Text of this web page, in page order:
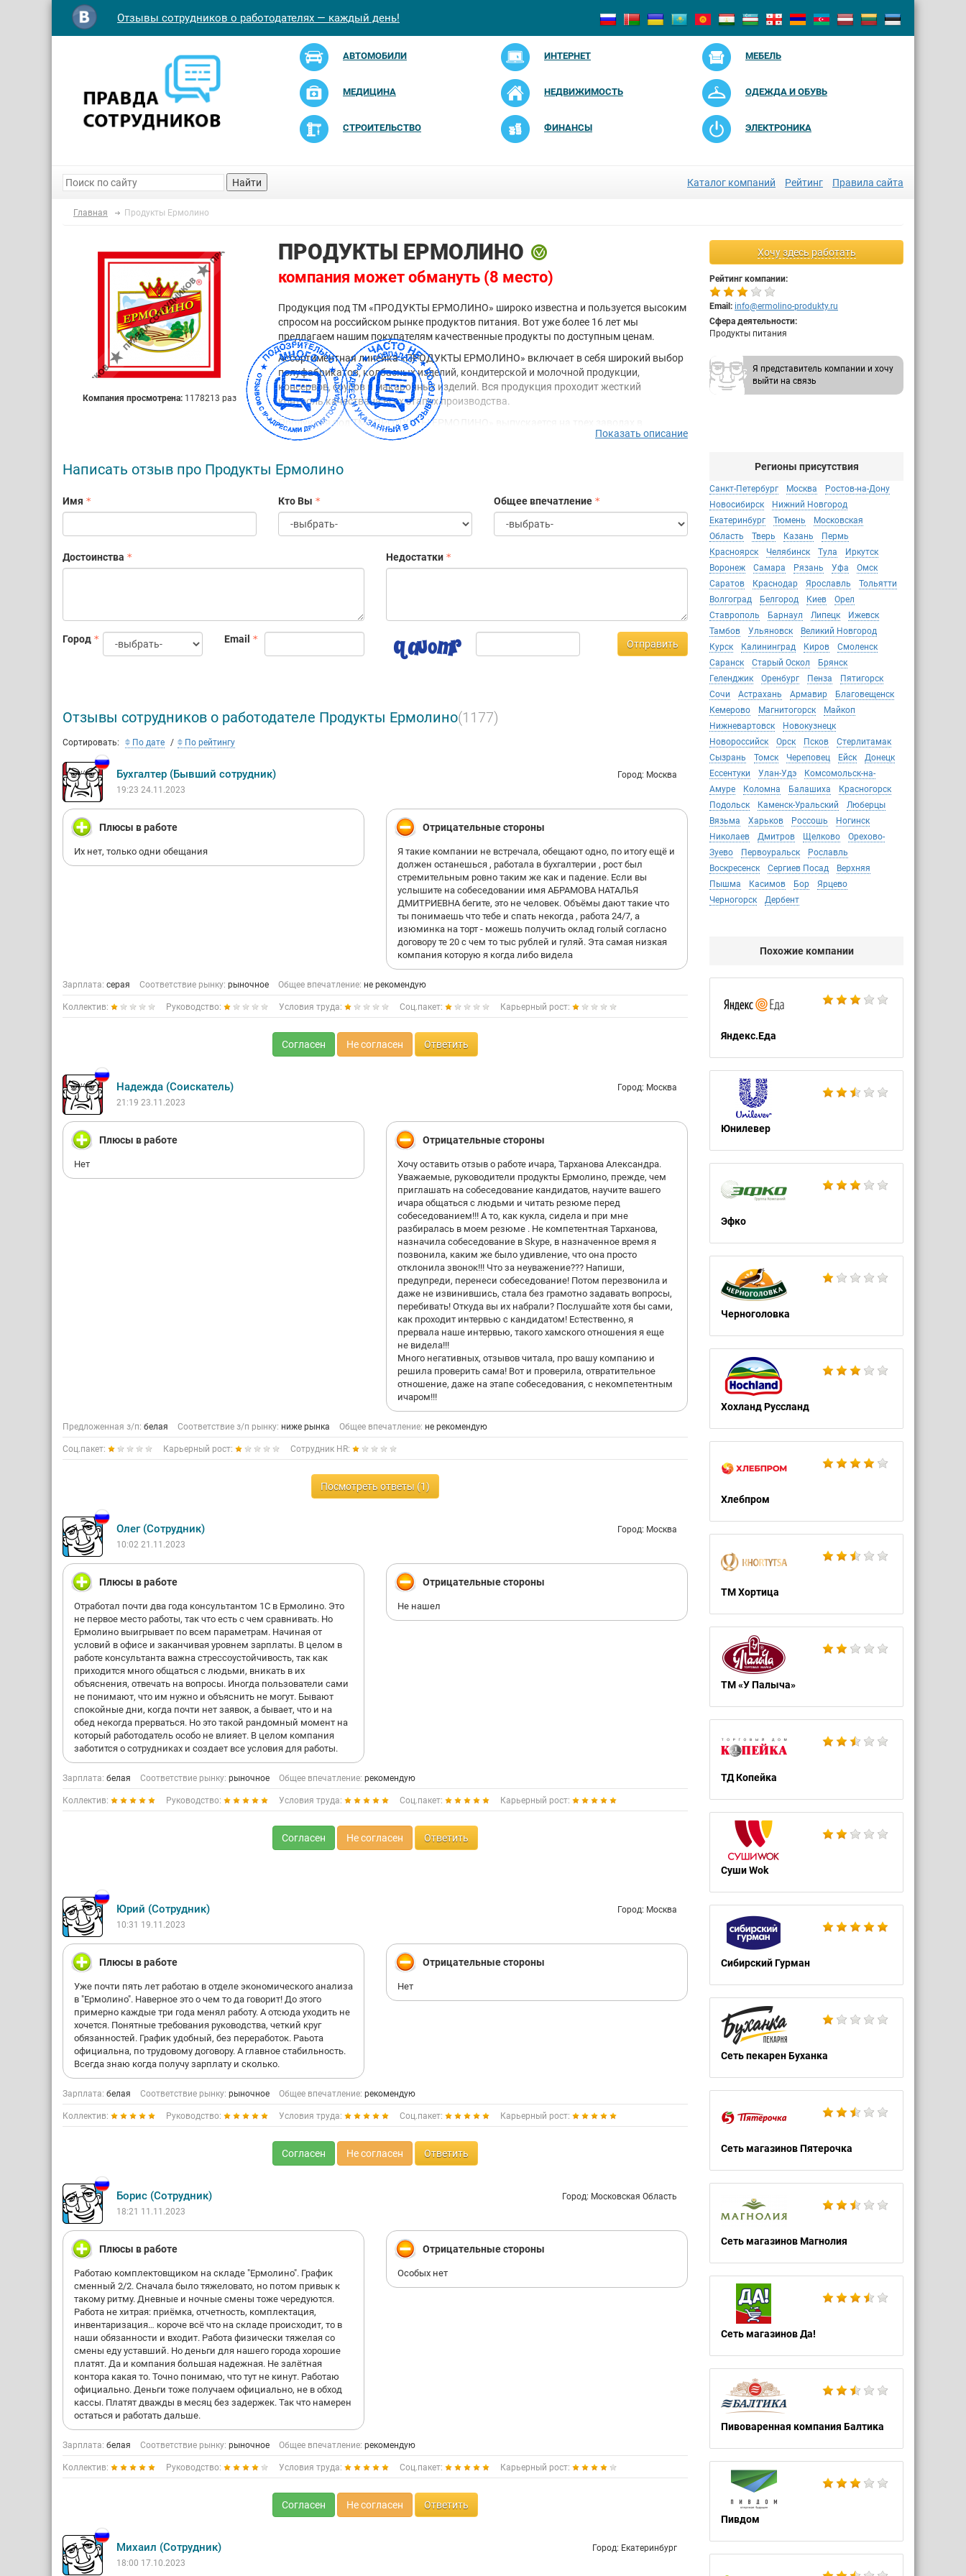
Отзывы сотрудников о работодателях — каждый день!
АВТОМОБИЛИ ИНТЕРНЕТ МЕБЕЛЬ
МЕДИЦИНА НЕДВИЖИМОСТЬ ОДЕЖДА И ОБУВЬ
СТРОИТЕЛЬСТВО ФИНАНСЫ ЭЛЕКТРОНИКА
Найти Каталог компаний Рейтинг Правила сайта
Главная Продукты Ермолино
Хочу здесь работать
Рейтинг компании:
Email: info@ermolino-produkty.ru
Сфера деятельности:
Продукты питания
Я представитель компании и хочу
выйти на связь
Регионы присутствия
Санкт-Петербург Москва
Ростов-на-Дону
Новосибирск
Нижний Новгород
Екатеринбург
Тюмень
Московская
Область
Тверь Казань
Пермь
Красноярск
Челябинск Тула
Иркутск
Воронеж
Самара Рязань Уфа
Омск
Саратов
Краснодар Ярославль
Тольятти
Волгоград
Белгород Киев
Орел
Ставрополь
Барнаул Липецк
Ижевск
Тамбов
Ульяновск
Великий Новгород
Курск
Калининград Киров
Смоленск
Саранск
Старый Оскол
Брянск
Геленджик
Оренбург Пенза
Пятигорск
Сочи
Астрахань Армавир
Благовещенск
Кемерово
Магнитогорск
Майкоп
Нижневартовск
Новокузнецк
Новороссийск
Орск Псков
Стерлитамак
Сызрань
Томск Череповец Ейск
Донецк
Ессентуки
Улан-Удэ
Комсомольск-на-
Амуре
Коломна Балашиха
Красногорск
Подольск
Каменск-Уральский
Люберцы
Вязьма
Харьков Россошь
Ногинск
Николаев
Дмитров Щелково
Орехово-
Зуево
Первоуральск
Рославль
Воскресенск
Сергиев Посад
Верхняя
Пышма
Касимов Бор
Ярцево
Черногорск
Дербент
Похожие компании
Яндекс.Еда
Юнилевер
Эфко
Черноголовка
Хохланд Руссланд
Хлебпром
ТМ Хортица
ТМ «У Палыча»
ТД Копейка
Суши Wok
Сибирский Гурман
Сеть пекарен Буханка
Сеть магазинов Пятерочка
Сеть магазинов Магнолия
Сеть магазинов Да!
Пивоваренная компания Балтика
Пивдом
Компания просмотрена: 1178213 раз
ПРОДУКТЫ ЕРМОЛИНО
компания может обмануть (8 место)
Продукция под ТМ «ПРОДУКТЫ ЕРМОЛИНО» широко известна и пользуется высоким
спросом на российском рынке продуктов питания. Вот уже более 16 лет мы
предлагаем нашим покупателям качественные продукты по доступным ценам.
Ассортиментная линейка «ПРОДУКТЫ ЕРМОЛИНО» включает в себя широкий выбор
полуфабрикатов, колбасных изделий, кондитерской и молочной продукции,
консервов, соусов и макаронных изделий. Вся продукция проходит жесткий
контроль качествана всех этапах производства.
Продукция под ТМ «ПРОДУКТЫ ЕРМОЛИНО» выпускается на трех заводах в
Калужской обл., которые входят в пятерку крупнейших производственных
осуществляется через фирменные магазины «ПРОДУКТЫ ЕРМОЛИНО». Это
позволяет поддерживать привлекательные цены, а также обеспечивать правильные
условия хранения и транспортировки продуктов.
«ПРОДУКТЫ ЕРМОЛИНО» — Выгодно и Вкусно!
Показать описание
Написать отзыв про Продукты Ермолино
Имя Кто Вы Общее впечатление
Достоинства Недостатки
Город Email Отправить
Отзывы сотрудников о работодателе Продукты Ермолино(1177)
Сортировать: По дате По рейтингу
Бухгалтер (Бывший сотрудник)
Город: Москва
19:23 24.11.2023
Плюсы в работе
Их нет, только одни обещания
Отрицательные стороны
Я такие компании не встречала, обещают одно, по итогу ещё и
должен останешься , работала в бухгалтерии , рост был
стремительным ровно таким же как и падение. Если вы
услышите на собеседовании имя АБРАМОВА НАТАЛЬЯ
ДМИТРИЕВНА бегите, это не человек. Объёмы дают такие что
ты понимаешь что тебе и спать некогда , работа 24/7, а
изюминка на торт - можешь получить оклад голый согласно
договору те 20 с чем то тыс рублей и гуляй. Эта самая низкая
компания которую я когда либо видела
Зарплата: серая Соответствие рынку: рыночное Общее впечатление: не рекомендую
Коллектив: Руководство: Условия труда: Соц.пакет: Карьерный рост:
Согласен Не согласен Ответить
Надежда (Соискатель)
Город: Москва
21:19 23.11.2023
Плюсы в работе
Нет
Отрицательные стороны
Хочу оставить отзыв о работе ичара, Тарханова Александра.
Уважаемые, руководители продукты Ермолино, прежде, чем
приглашать на собеседование кандидатов, научите вашего
ичара общаться с людьми и читать резюме перед
собеседованием!!! А то, как кукла, сидела и при мне
разбиралась в моем резюме . Не компетентная Тарханова,
назначила собеседование в Skype, в назначенное время я
позвонила, каким же было удивление, что она просто
отклонила звонок!!! Что за неуважение??? Напиши,
предупреди, перенеси собеседование! Потом перезвонила и
даже не извинившись, стала без грамотно задавать вопросы,
перебивать! Откуда вы их набрали? Послушайте хотя бы сами,
как проходит интервью с кандидатом! Естественно, я
прервала наше интервью, такого хамского отношения я еще
не видела!!!
Много негативных, отзывов читала, про вашу компанию и
решила проверить сама! Вот и проверила, отвратительное
отношение, даже на этапе собеседования, с некомпетентным
ичаром!!!
Предложенная з/п: белая Соответствие з/п рынку: ниже рынка Общее впечатление: не рекомендую
Соц.пакет: Карьерный рост: Сотрудник HR:
Посмотреть ответы (1)
Олег (Сотрудник)
Город: Москва
10:02 21.11.2023
Плюсы в работе
Отработал почти два года консультантом 1С в Ермолино. Это
не первое место работы, так что есть с чем сравнивать. Но
Ермолино выигрывает по всем параметрам. Начиная от
условий в офисе и заканчивая уровнем зарплаты. В целом в
работе консультанта важна стрессоустойчивость, так как
приходится много общаться с людьми, вникать в их
объяснения, отвечать на вопросы. Иногда пользователи сами
не понимают, что им нужно и объяснить не могут. Бывают
спокойные дни, когда почти нет заявок, а бывает, что и на
обед некогда прерваться. Но это такой рандомный момент на
который работодатель особо не влияет. В целом компания
заботится о сотрудниках и создает все условия для работы.
Отрицательные стороны
Не нашел
Зарплата: белая Соответствие рынку: рыночное Общее впечатление: рекомендую
Коллектив: Руководство: Условия труда: Соц.пакет: Карьерный рост:
Согласен Не согласен Ответить
Юрий (Сотрудник)
Город: Москва
10:31 19.11.2023
Плюсы в работе
Уже почти пять лет работаю в отделе экономического анализа
в "Ермолино". Наверное это о чем то да говорит! До этого
примерно каждые три года менял работу. А отсюда уходить не
хочется. Понятные требования руководства, четкий круг
обязанностей. График удобный, без переработок. Раьота
официальна, по трудовому договору. А главное стабильность.
Всегда знаю когда получу зарплату и сколько.
Отрицательные стороны
Нет
Зарплата: белая Соответствие рынку: рыночное Общее впечатление: рекомендую
Коллектив: Руководство: Условия труда: Соц.пакет: Карьерный рост:
Согласен Не согласен Ответить
Борис (Сотрудник)
Город: Московская Область
18:21 11.11.2023
Плюсы в работе
Работаю комплектовщиком на складе "Ермолино". График
сменный 2/2. Сначала было тяжеловато, но потом привык к
такому ритму. Дневные и ночные смены тоже чередуются.
Работа не хитрая: приёмка, отчетность, комплектация,
инвентаризация… короче всё что на складе происходит, то в
наши обязанности и входит. Работа физически тяжелая со
смены еду уставший. Но деньги для нашего города хорошие
платят. Да и компания большая надежная. Не залётная
контора какая то. Точно понимаю, что тут не кинут. Работаю
официально. Деньги тоже получаем официально, не в обход
кассы. Платят дважды в месяц без задержек. Так что намерен
остаться и работать дальше.
Отрицательные стороны
Особых нет
Зарплата: белая Соответствие рынку: рыночное Общее впечатление: рекомендую
Коллектив: Руководство: Условия труда: Соц.пакет: Карьерный рост:
Согласен Не согласен Ответить
Михаил (Сотрудник)
Город: Екатеринбург
18:00 17.10.2023